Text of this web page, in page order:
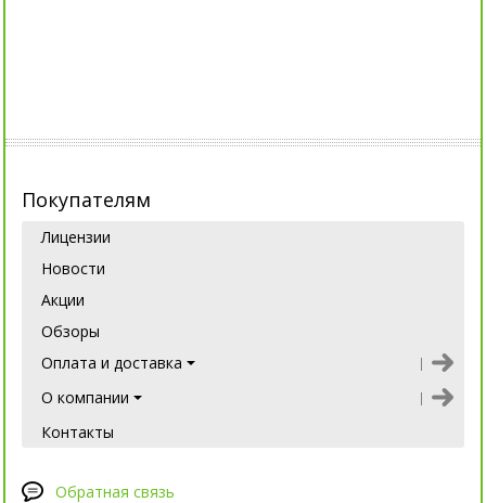
Покупателям
Лицензии
Новости
Акции
Обзоры
Оплата и доставка
О компании
Контакты
Обратная связь